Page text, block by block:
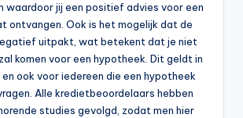
waardoor jij een positief advies voor een
ontvangen. Ook is het mogelijk dat de
uitpakt, wat betekent dat je niet
komen voor een hypotheek. Dit geldt in
ook voor iedereen die een hypotheek
Alle kredietbeoordelaars hebben
studies gevolgd, zodat men hier